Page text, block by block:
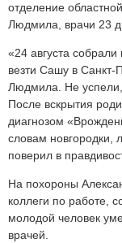
отделение
Людмила, врачи 23
«24 августа
везти Сашу в Санкт-
Людмила. Не
После вскрытия
диагнозом
словам новгородки,
поверил в
На похороны
коллеги по работе,
молодой человек
врачей.